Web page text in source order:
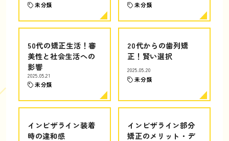
未分類 未分類
50代の矯正生活！審
美性と社会生活への
影響
2025.05.21
未分類
20代からの歯列矯
正！賢い選択
2025.05.20
未分類
インビザライン装着
時の違和感
インビザライン部分
矯正のメリット・デ